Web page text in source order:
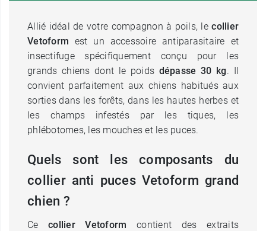
Allié idéal de votre compagnon à poils, lecollier
Vetoform est un accessoire antiparasitaire et
insectifuge spécifiquement conçu pour les
grands chiens dont le poids dépasse 30 kg. Il
convient parfaitement aux chiens habitués aux
sorties dans les forêts, dans les hautes herbes et
les champs infestés par les tiques, les
phlébotomes, les mouches et les puces.
Quels sont les composants du
collier anti puces Vetoform grand
chien ?
Cecollier Vetoform contient des extraits